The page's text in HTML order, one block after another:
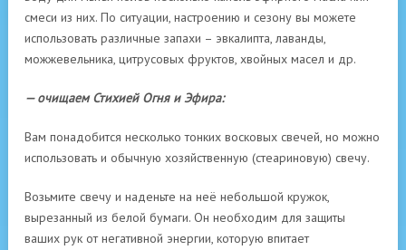
смеси из них. По ситуации, настроению и сезону вы можете
использовать различные запахи – эвкалипта, лаванды,
можжевельника, цитрусовых фруктов, хвойных масел и др.
— очищаем Стихией Огня и Эфира:
Вам понадобится несколько тонких восковых свечей, но можно
использовать и обычную хозяйственную (стеариновую) свечу.
Возьмите свечу и наденьте на неё небольшой кружок,
вырезанный из белой бумаги. Он необходим для защиты
ваших рук от негативной энергии, которую впитает